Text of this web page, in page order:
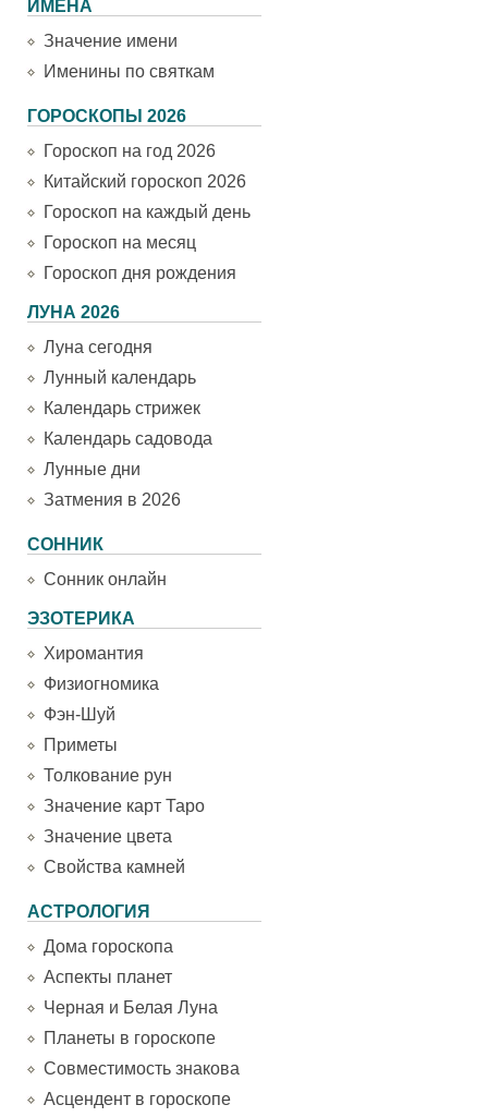
ИМЕНА
Значение имени
Именины по святкам
ГОРОСКОПЫ 2026
Гороскоп на год 2026
Китайский гороскоп 2026
Гороскоп на каждый день
Гороскоп на месяц
Гороскоп дня рождения
ЛУНА 2026
Луна сегодня
Лунный календарь
Календарь стрижек
Календарь садовода
Лунные дни
Затмения в 2026
СОННИК
Сонник онлайн
ЭЗОТЕРИКА
Хиромантия
Физиогномика
Фэн-Шуй
Приметы
Толкование рун
Значение карт Таро
Значение цвета
Свойства камней
АСТРОЛОГИЯ
Дома гороскопа
Аспекты планет
Черная и Белая Луна
Планеты в гороскопе
Совместимость знакова
Асцендент в гороскопе